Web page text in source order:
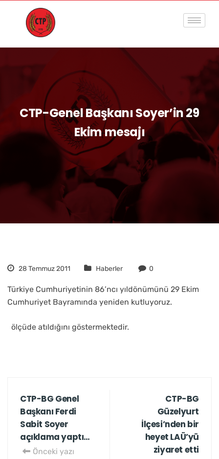
CTP-Genel Başkanı Soyer’in 29
Ekim mesajı
28 Temmuz 2011 Haberler 0
Türkiye Cumhuriyetinin 86’ncı yıldönümünü 29 Ekim
Cumhuriyet Bayramında yeniden kutluyoruz.
ölçüde atıldığını göstermektedir.
CTP-BG Genel
Başkanı Ferdi
Sabit Soyer
açıklama yaptı…
Önceki yazı
CTP-BG
Güzelyurt
İlçesi’nden bir
heyet LAÜ’yü
ziyaret etti